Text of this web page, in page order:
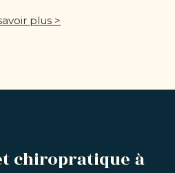
plus >
chiropratique à